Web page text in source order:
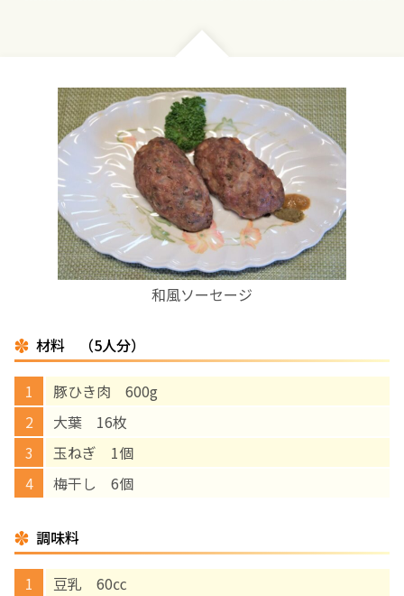
和風ソーセージ
材料 （5人分）
豚ひき肉 600g
大葉 16枚
玉ねぎ 1個
梅干し 6個
調味料
豆乳 60㏄
妊婦健診
お産について
親と子の結びつき支援
母乳育児
その他の診療内容
‘さんルーム’ でさまざまな講座・クラス
遠方にお住まいで当院での出産を希望される方へ
English Page